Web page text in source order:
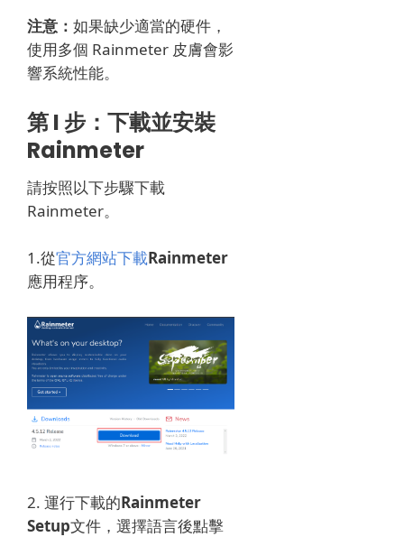
注意： 如果缺少適當的硬件，
使用多個 Rainmeter 皮膚會影
響系統性能。
第 I 步：下載並安裝
Rainmeter
請按照以下步驟下載
Rainmeter。
1.從官方網站下載Rainmeter
應用程序。
2. 運行下載的Rainmeter
Setup文件， 選擇語言後點擊